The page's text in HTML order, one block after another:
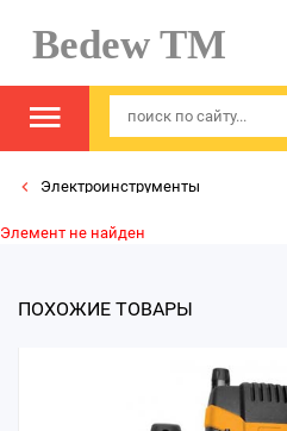
Bedew TM
Электроинструменты
Элемент не найден
ПОХОЖИЕ ТОВАРЫ